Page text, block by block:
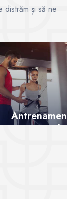
distrăm și să ne
personale